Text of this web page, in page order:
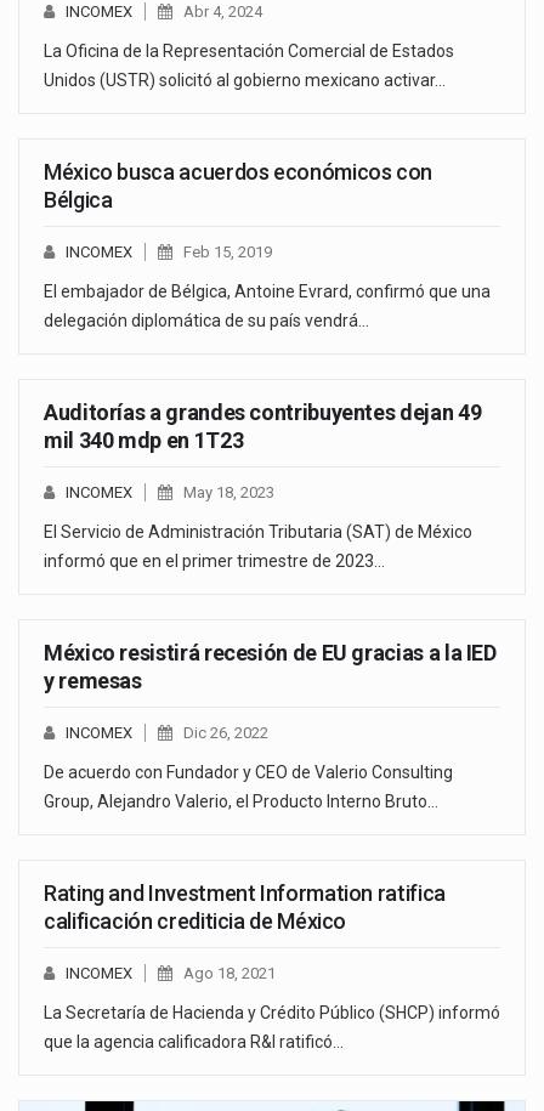
INCOMEX Abr 4, 2024
La Oficina de la Representación Comercial de Estados
Unidos (USTR) solicitó al gobierno mexicano activar…
México busca acuerdos económicos con
Bélgica
INCOMEX Feb 15, 2019
El embajador de Bélgica, Antoine Evrard, confirmó que una
delegación diplomática de su país vendrá…
Auditorías a grandes contribuyentes dejan 49
mil 340 mdp en 1T23
INCOMEX May 18, 2023
El Servicio de Administración Tributaria (SAT) de México
informó que en el primer trimestre de 2023…
México resistirá recesión de EU gracias a la IED
y remesas
INCOMEX Dic 26, 2022
De acuerdo con Fundador y CEO de Valerio Consulting
Group, Alejandro Valerio, el Producto Interno Bruto…
Rating and Investment Information ratifica
calificación crediticia de México
INCOMEX Ago 18, 2021
La Secretaría de Hacienda y Crédito Público (SHCP) informó
que la agencia calificadora R&I ratificó…